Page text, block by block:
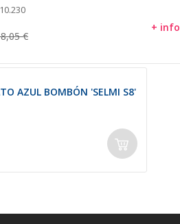
€
+ info
AZUL BOMBÓN 'SELMI S8'